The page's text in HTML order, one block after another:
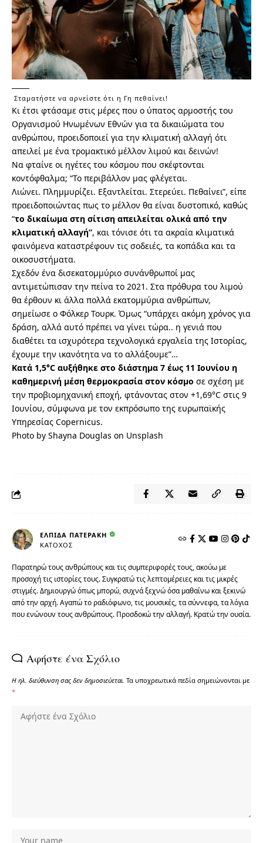
Σταματήστε να αρνείστε ότι η Γη πεθαίνει!
Κι έτσι φτάσαμε στις μέρες που ο ύπατος αρμοστής του
Οργανισμού Ηνωμένων Εθνών για τα δικαιώματα του
ανθρώπου, προειδοποιεί για την κλιματική αλλαγή ότι
απειλεί με ένα τρομακτικό μέλλον λιμού και δεινών!
Να φταίνε οι ηγέτες του κόσμου που σκέφτονται
κοντόφθαλμα; “Το περιβάλλον μας φλέγεται.
Λιώνει. Πλημμυρίζει. Εξαντλείται. Στερεύει. Πεθαίνει”, είπε
προειδοποιώντας πως το μέλλον θα είναι δυστοπικό, καθώς
“το δικαίωμα στη σίτιση απειλείται ολικά από την
κλιματική αλλαγή”, και τόνισε ότι τα ακραία κλιματικά
φαινόμενα καταστρέφουν τις σοδειές, τα κοπάδια και τα
οικοσυστήματα.
Σχεδόν ένα δισεκατομμύριο συνάνθρωποί μας
αντιμετώπισαν την πείνα το 2021. Στα πρόθυρα του λιμού
θα έρθουν κι άλλα πολλά εκατομμύρια ανθρώπων,
σημείωσε ο Φόλκερ Τουρκ. Όμως “υπάρχει ακόμη χρόνος για
δράση, αλλά αυτό πρέπει να γίνει τώρα.. η γενιά που
διαθέτει τα ισχυρότερα τεχνολογικά εργαλεία της Ιστορίας,
έχουμε την ικανότητα να το αλλάξουμε”…
Κατά 1,5°C αυξήθηκε στο διάστημα 7 έως 11 Ιουνίου η
καθημερινή μέση θερμοκρασία στον κόσμο σε σχέση με
την προβιομηχανική εποχή, φτάνοντας στον +1,69°C στις 9
Ιουνίου, σύμφωνα με τον εκπρόσωπο της ευρωπαϊκής
Υπηρεσίας Copernicus.
Photo by Shayna Douglas on Unsplash
ΕΛΠΊΔΑ ΠΑΤΕΡΆΚΗ
ΚΆΤΟΧΟΣ
Παρατηρώ τους ανθρώπους και τις συμπεριφορές τους, ακούω με
προσοχή τις ιστορίες τους. Συγκρατώ τις λεπτομέρειες και τις μικρές
στιγμές. Δημιουργώ όπως μπορώ, συχνά ξεχνώ όσα μαθαίνω και ξεκινώ
από την αρχή. Αγαπώ το ραδιόφωνο, τις μουσικές, τα σύννεφα, τα λόγια
που ενώνουν τους ανθρώπους. Προσδοκώ την αλλαγή. Κρατώ την ουσία.
Αφήστε ένα Σχόλιο
Η ηλ. διεύθυνση σας δεν δημοσιεύεται. Τα υποχρεωτικά πεδία σημειώνονται με
*